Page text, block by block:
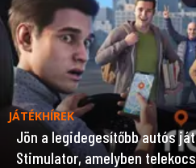
JÁTÉKHÍREK
Jön a legidegesítőbb autós
Stimulator, amelyben